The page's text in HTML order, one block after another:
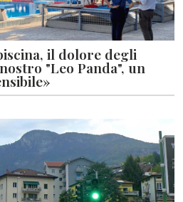
il dolore degli
"Leo Panda", un